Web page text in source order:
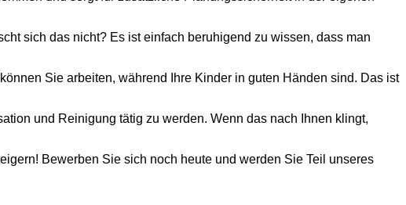
sich das nicht? Es ist einfach beruhigend zu wissen, dass man
Sie arbeiten, während Ihre Kinder in guten Händen sind. Das ist
und Reinigung tätig zu werden. Wenn das nach Ihnen klingt,
Bewerben Sie sich noch heute und werden Sie Teil unseres